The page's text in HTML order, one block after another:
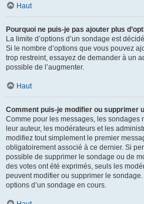
Haut
Pourquoi ne puis-je pas ajouter plus
La limite d’options d’un sondage est
Si le nombre d’options que vous pouvez
trop restreint, essayez de demander à un
possible de l’augmenter.
Haut
Comment puis-je modifier ou supprimer
Comme pour les messages, les sondages
leur auteur, les modérateurs et les
modifiez tout simplement le premier
obligatoirement associé à ce dernier. Si
possible de supprimer le sondage ou de
des votes ont été exprimés, seuls les
peuvent modifier ou supprimer le
options d’un sondage en cours.